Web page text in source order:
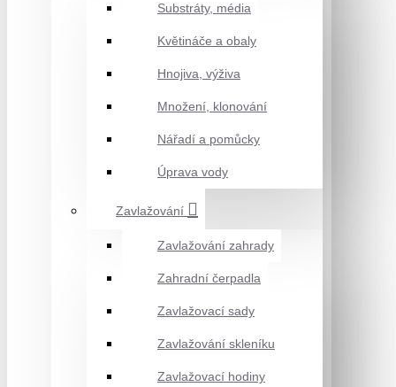
Substráty, média
Květináče a obaly
Hnojiva, výživa
Množení, klonování
Nářadí a pomůcky
Úprava vody
Zavlažování
Zavlažování zahrady
Zahradní čerpadla
Zavlažovací sady
Zavlažování skleníku
Zavlažovací hodiny